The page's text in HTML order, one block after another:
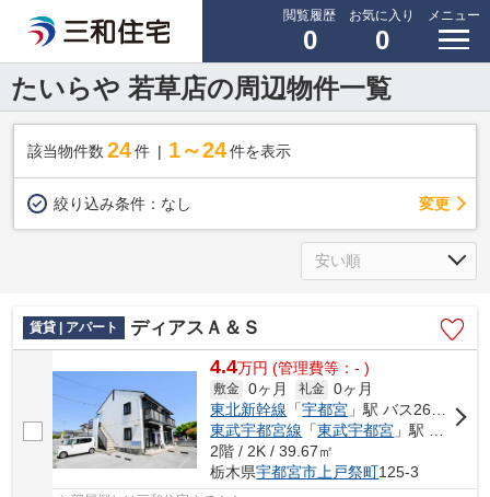
閲覧履歴
0
お気に入り
0
メニュー
たいらや 若草店の周辺物件一覧
該当物件数 24件 1～24 件を表示
絞り込み条件： なし 変更
賃貸 | アパート ディアスＡ＆Ｓ
4.4万円 (管理費等：- )
敷金 0ヶ月 礼金 0ヶ月
東北新幹線 「宇都宮 」駅 バス26分 「細谷新道口」 停歩3分車18分 6.9km
東武宇都宮線 「東武宇都宮 」駅 バス15分 「細谷新道口」 停歩3分車14分 4.7km
2階 / 2K / 39.67㎡
栃木県宇都宮市上戸祭町125-3